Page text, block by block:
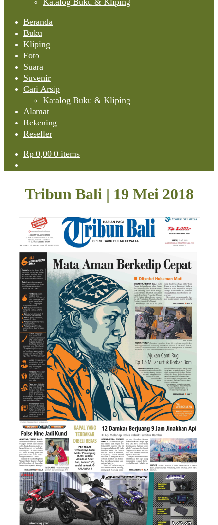
Katalog Buku & Kliping
Beranda
Buku
Kliping
Foto
Suara
Suvenir
Cari Arsip
Katalog Buku & Kliping
Alamat
Rekening
Reseller
Rp 0,00 0 items
Tribun Bali | 19 Mei 2018